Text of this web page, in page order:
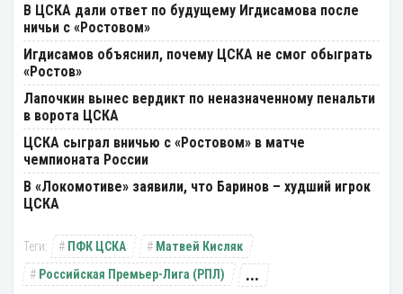
В ЦСКА дали ответ по будущему Игдисамова после
ничьи с «Ростовом»
Игдисамов объяснил, почему ЦСКА не смог обыграть
«Ростов»
Лапочкин вынес вердикт по неназначенному пенальти
в ворота ЦСКА
ЦСКА сыграл вничью с «Ростовом» в матче
чемпионата России
В «Локомотиве» заявили, что Баринов – худший игрок
ЦСКА
ПФК ЦСКА
Матвей Кисляк
Российская Премьер-Лига (РПЛ)
...